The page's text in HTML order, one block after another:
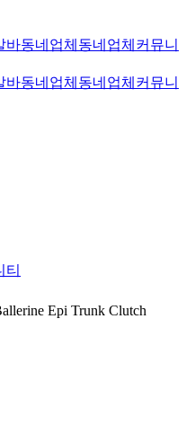
바동네업체 동네업체 커뮤니
바동네업체 동네업체 커뮤니
티
Epi Trunk Clutch